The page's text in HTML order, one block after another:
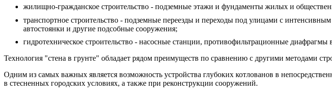
жилищно-гражданское строительство - подземные этажи и фундаменты жилых и
транспортное строительство - подземные переезды и переходы под улицами с
автостоянки и другие подсобные сооружения;
гидротехническое строительство - насосные станции, противофильтрационные
Технология "стена в грунте" обладает рядом преимуществ по сравнению с другими методами
Одним из самых важных является возможность устройства глубоких котлованов в
в стесненных городских условиях, а также при реконструкции сооружений.